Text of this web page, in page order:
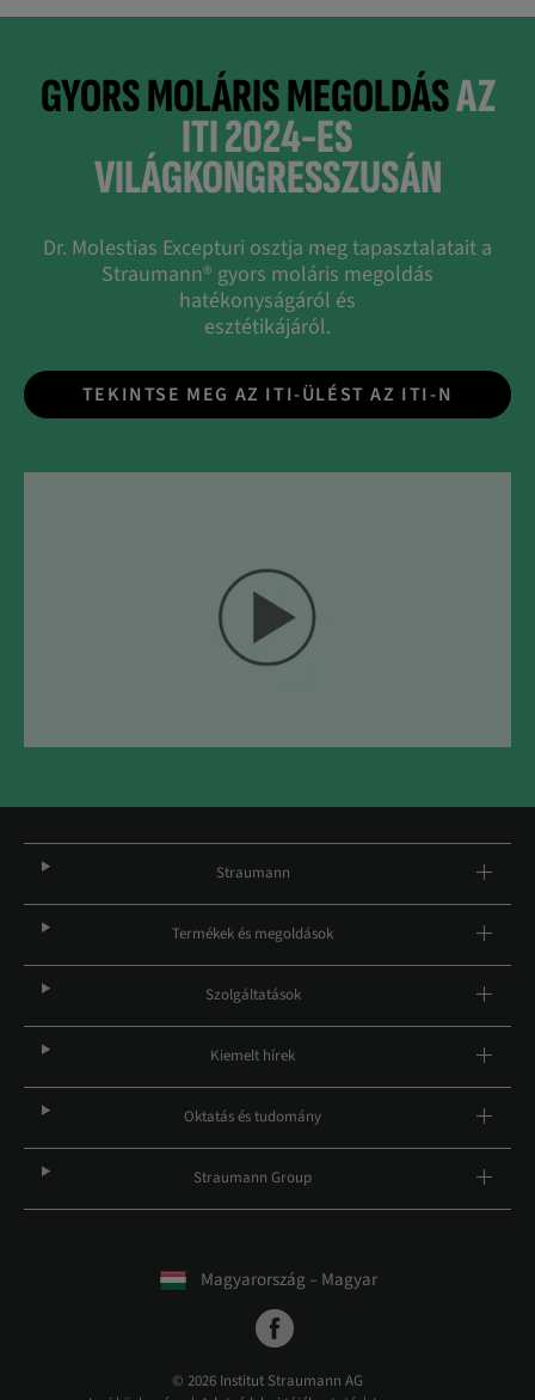
GYORS MOLÁRIS MEGOLDÁSAZ
ITI 2024-ES
VILÁGKONGRESSZUSÁN
Dr. Molestias Excepturi osztja meg tapasztalatait a
Straumann® gyors moláris megoldás
hatékonyságáról és
esztétikájáról.
TEKINTSE MEG AZ ITI-ÜLÉST AZ ITI-N
Straumann
Termékek és megoldások
Szolgáltatások
Kiemelt hírek
Oktatás és tudomány
Straumann Group
Magyarország – Magyar
© 2026 Institut Straumann AG